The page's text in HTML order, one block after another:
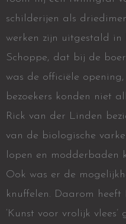
schilderijen als
werken zijn uitgestald in
Schoppe, dat bij de
was de officiële
bezoekers konden niet
Rick van der Linden
van de biologische
lopen en modderbaden
Ook was er de
knuffelen. Daarom heeft
‘Kunst voor vrolijk vlees’